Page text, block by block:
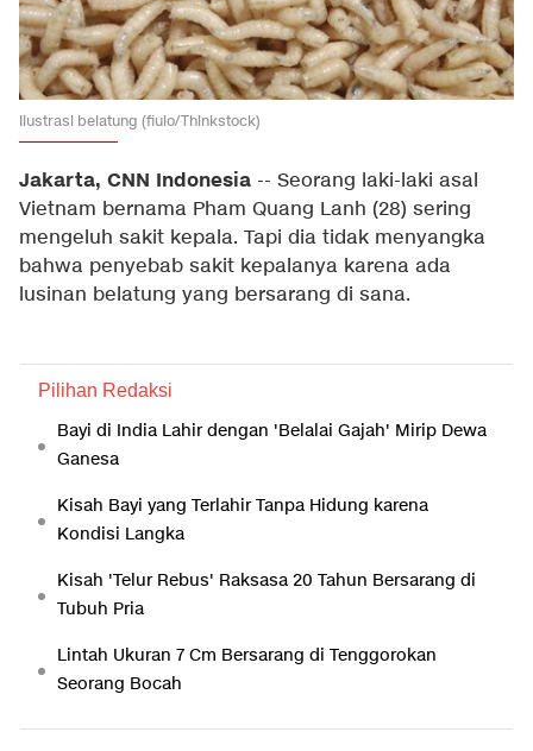
Ilustrasi belatung (fiulo/Thinkstock)
Jakarta, CNN Indonesia -- Seorang laki-laki asal
Vietnam bernama Pham Quang Lanh (28) sering
mengeluh sakit kepala. Tapi dia tidak menyangka
bahwa penyebab sakit kepalanya karena ada
lusinan belatung yang bersarang di sana.
Pilihan Redaksi
Bayi di India Lahir dengan 'Belalai Gajah' Mirip Dewa
Ganesa
Kisah Bayi yang Terlahir Tanpa Hidung karena
Kondisi Langka
Kisah 'Telur Rebus' Raksasa 20 Tahun Bersarang di
Tubuh Pria
Lintah Ukuran 7 Cm Bersarang di Tenggorokan
Seorang Bocah